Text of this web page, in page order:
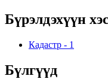
Бүрэлдэхүүн
Кадастр - 1
Бүлгүүд